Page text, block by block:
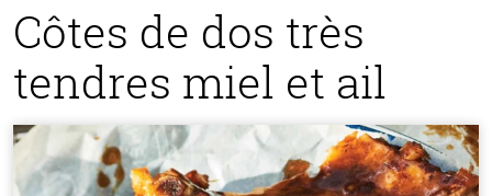
Côtes de dos très
tendres miel et ail